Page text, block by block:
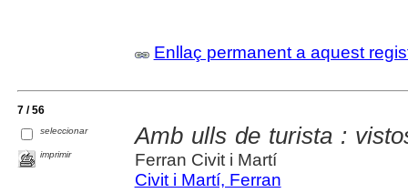
Enllaç permanent a aquest
7 / 56
seleccionar
imprimir
Amb ulls de turista :
Ferran Civit i Martí
Civit i Martí, Ferran